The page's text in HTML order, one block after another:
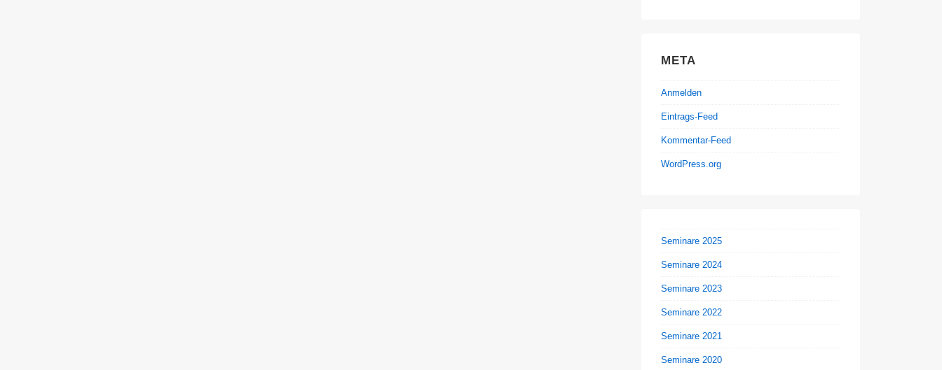
META
Anmelden
Eintrags-Feed
Kommentar-Feed
WordPress.org
Seminare 2025
Seminare 2024
Seminare 2023
Seminare 2022
Seminare 2021
Seminare 2020